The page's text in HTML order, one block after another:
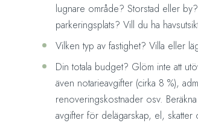
lugnare område? Storstad eller
parkeringsplats? Vill du ha
Vilken typ av fastighet? Villa eller
Din totala budget? Glöm inte att
även notarieavgifter (cirka 8 %),
renoveringskostnader osv.
avgifter för delägarskap, el, skatter